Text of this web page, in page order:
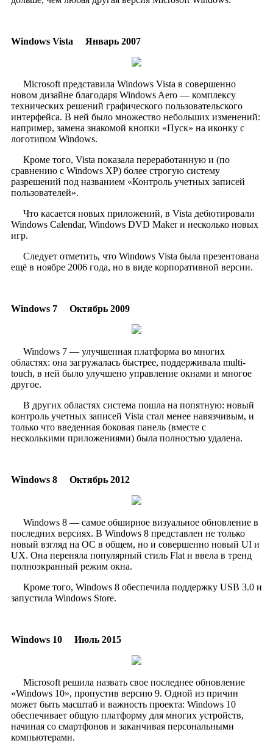
Windows Vista Январь 2007
Microsoft представила Windows Vista в совершенно
новом дизайне благодаря Windows Aero — комплексу
технических решений графического пользовательского
интерфейса. В ней было множество небольших изменений:
например, замена знакомой кнопки «Пуск» на иконку с
логотипом Windows.
Кроме того, Vista показала переработанную и (по
сравнению с Windows XP) более строгую систему
разрешений под названием «Контроль учетных записей
пользователей».
Что касается новых приложений, в Vista дебютировали
Windows Calendar, Windows DVD Maker и несколько новых
игр.
Следует отметить, что Windows Vista была презентована
ещё в ноябре 2006 года, но в виде корпоративной версии.
Windows 7 Октябрь 2009
Windows 7 — улучшенная платформа во многих
областях: она загружалась быстрее, поддерживала multi-
touch, в ней было улучшено управление окнами и многое
другое.
В других областях система пошла на попятную: новый
контроль учетных записей Vista стал менее навязчивым, и
только что введенная боковая панель (вместе с
несколькими приложениями) была полностью удалена.
Windows 8 Октябрь 2012
Windows 8 — самое обширное визуальное обновление в
последних версиях. В Windows 8 представлен не только
новый взгляд на ОС в общем, но и совершенно новый UI и
UX. Она переняла популярный стиль Flat и ввела в тренд
полноэкранный режим окна.
Кроме того, Windows 8 обеспечила поддержку USB 3.0 и
запустила Windows Store.
Windows 10 Июль 2015
Microsoft решила назвать свое последнее обновление
«Windows 10», пропустив версию 9. Одной из причин
может быть масштаб и важность проекта: Windows 10
обеспечивает общую платформу для многих устройств,
начиная со смартфонов и заканчивая персональными
компьютерами.